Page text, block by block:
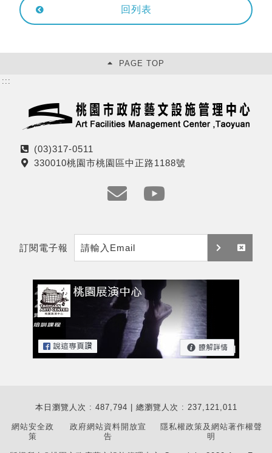
回列表
PAGE TOP
:::
電
話
(03)317-0511
地
330010桃園市桃園區中正路1188號
m
a
i
l
t
訂閱電子報
訂 取
本日瀏覽人次 : 487,794 | 總瀏覽人次 : 237,121,011
網站安全政
策
政府網站資料開放宣
告
隱私權政策及網站著作權聲
明